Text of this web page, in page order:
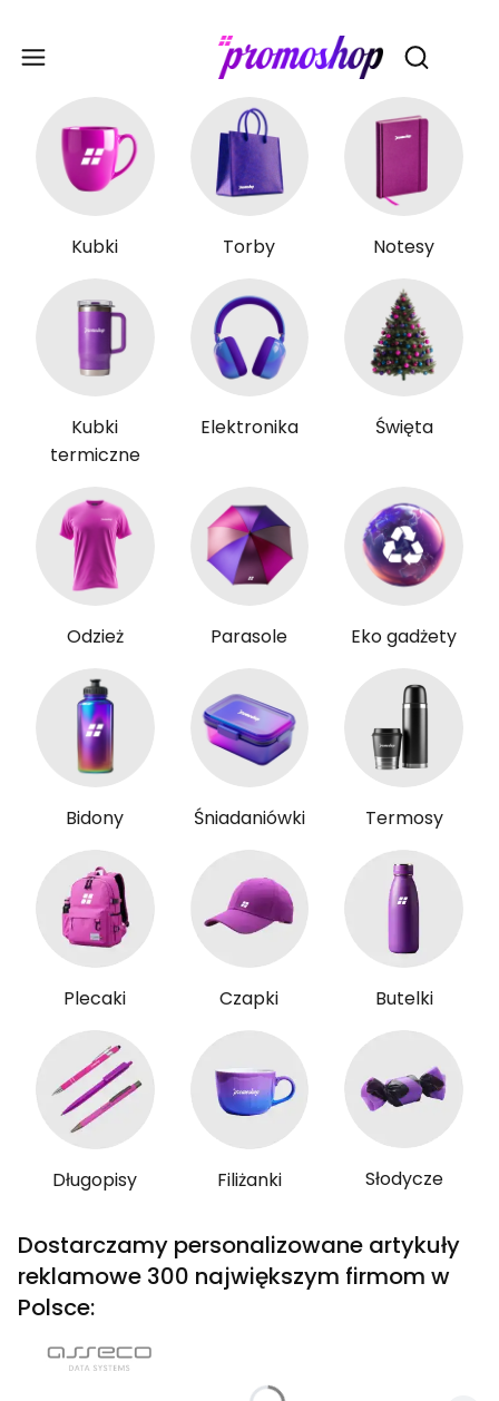
Otwórz
Kubki Torby Notesy
Kubki
termiczne
Elektronika Święta
Odzież Parasole Eko gadżety
Bidony Śniadaniówki Termosy
Plecaki Czapki Butelki
Długopisy Filiżanki Słodycze
Dostarczamy personalizowane artykuły
reklamowe 300 największym firmom w
Polsce: